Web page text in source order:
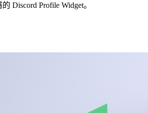
Discord Profile Widget。